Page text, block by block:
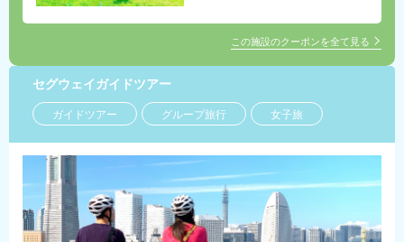
この施設のクーポンを全て見る
セグウェイガイドツアー
ガイドツアー グループ旅行 女子旅